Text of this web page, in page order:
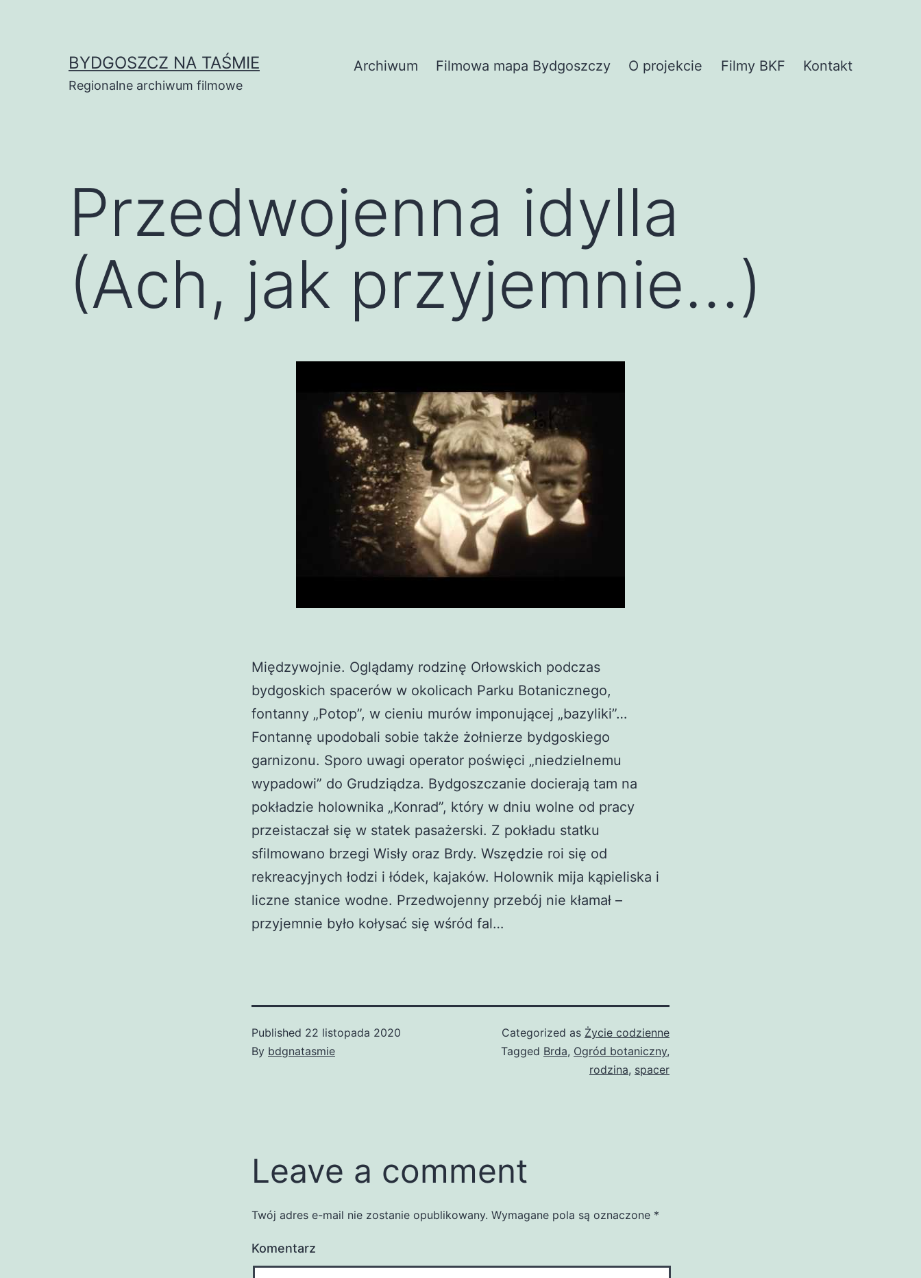
BYDGOSZCZ NA TAŚMIE
Regionalne archiwum filmowe
Archiwum Filmowa mapa Bydgoszczy O projekcie Filmy BKF Kontakt
Przedwojenna idylla
(Ach, jak przyjemnie…)
Międzywojnie. Oglądamy rodzinę Orłowskich podczas
bydgoskich spacerów w okolicach Parku Botanicznego,
fontanny „Potop”, w cieniu murów imponującej „bazyliki”…
Fontannę upodobali sobie także żołnierze bydgoskiego
garnizonu. Sporo uwagi operator poświęci „niedzielnemu
wypadowi” do Grudziądza. Bydgoszczanie docierają tam na
pokładzie holownika „Konrad”, który w dniu wolne od pracy
przeistaczał się w statek pasażerski. Z pokładu statku
sfilmowano brzegi Wisły oraz Brdy. Wszędzie roi się od
rekreacyjnych łodzi i łódek, kajaków. Holownik mija kąpieliska i
liczne stanice wodne. Przedwojenny przebój nie kłamał –
przyjemnie było kołysać się wśród fal…
Published 22 listopada 2020
By bdgnatasmie
Categorized as Życie codzienne
Tagged Brda, Ogród botaniczny,
rodzina, spacer
Leave a comment
Twój adres e-mail nie zostanie opublikowany. Wymagane pola są oznaczone *
Komentarz